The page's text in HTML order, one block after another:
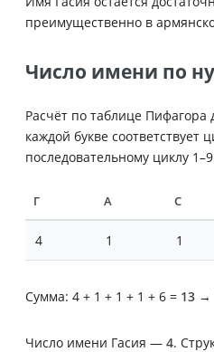
преимущественно в
Число имени по
Расчёт по таблице Пифагора
каждой букве соответствует
последовательному циклу
Г А С
4 1 1
Сумма: 4 + 1 + 1 + 1 + 6 = 13 →
Число имени Гасия — 4.